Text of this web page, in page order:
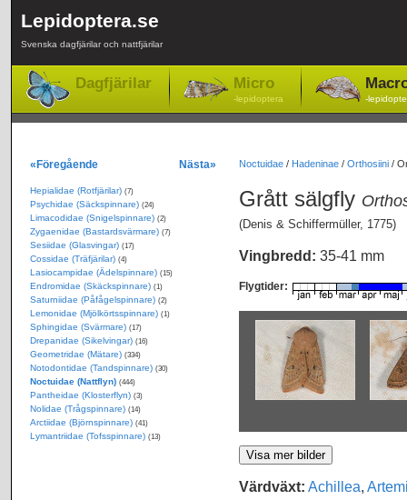
Lepidoptera.se
Svenska dagfjärilar och nattfjärilar
Dagfjärilar Micro
-lepidoptera -
Noctuidae/ Hadeninae/ Orthosiini/
Grått sälgfly
(Denis & Schiffermüller, 1775)
Vingbredd: 35-41 mm
Flygtider:
Värdväxt: Achillea,
«Föregående Nästa»
Hepialidae (Rotfjärilar) (7)
Psychidae (Säckspinnare) (24)
Limacodidae (Snigelspinnare) (2)
Zygaenidae (Bastardsvärmare) (7)
Sesiidae (Glasvingar) (17)
Cossidae (Träfjärilar) (4)
Lasiocampidae (Ädelspinnare) (15)
Endromidae (Skäckspinnare) (1)
Saturniidae (Påfågelspinnare) (2)
Lemonidae (Mjölkörtsspinnare) (1)
Sphingidae (Svärmare) (17)
Drepanidae (Sikelvingar) (16)
Geometridae (Mätare) (334)
Notodontidae (Tandspinnare) (30)
Noctuidae (Nattflyn) (444)
Pantheidae (Klosterflyn) (3)
Nolidae (Trågspinnare) (14)
Arctiidae (Björnspinnare) (41)
Lymantriidae (Tofsspinnare) (13)